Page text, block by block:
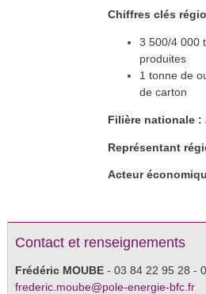
Chiffres clés
3 500/4 000
produites
1 tonne de
de carton
Filière nationale :
Représentant
Acteur
Contact et renseignements
Frédéric MOUBE- 03 84 22 95 28 -
frederic.moube@pole-energie-bfc.fr